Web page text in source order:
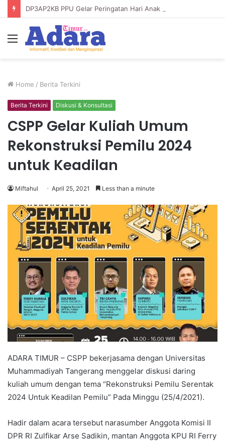
Menu
Home / Berita Terkini
Berita Terkini Diskusi & Konsultasi
CSPP Gelar Kuliah Umum
Rekonstruksi Pemilu 2024
untuk Keadilan
Miftahul April 25, 2021 Less than a minute
ADARA TIMUR – CSPP bekerjasama dengan Universitas
Muhammadiyah Tangerang menggelar diskusi daring
kuliah umum dengan tema “Rekonstruksi Pemilu Serentak
2024 Untuk Keadilan Pemilu” Pada Minggu (25/4/2021).
Hadir dalam acara tersebut narasumber Anggota Komisi II
DPR RI Zulfikar Arse Sadikin, mantan Anggota KPU RI Ferry